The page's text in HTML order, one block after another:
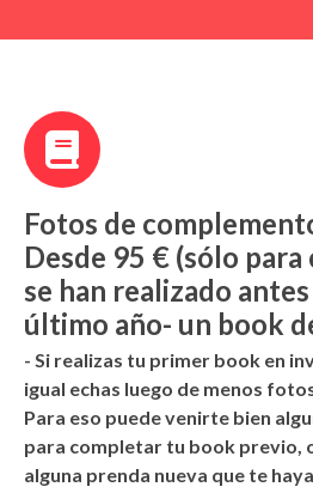
Fotos de
Desde 95 € (sólo
se han realizado
último año- un book
- Si realizas tu primer book en
igual echas luego de menos
Para eso puede venirte bien
para completar tu book previo,
alguna prenda nueva que te